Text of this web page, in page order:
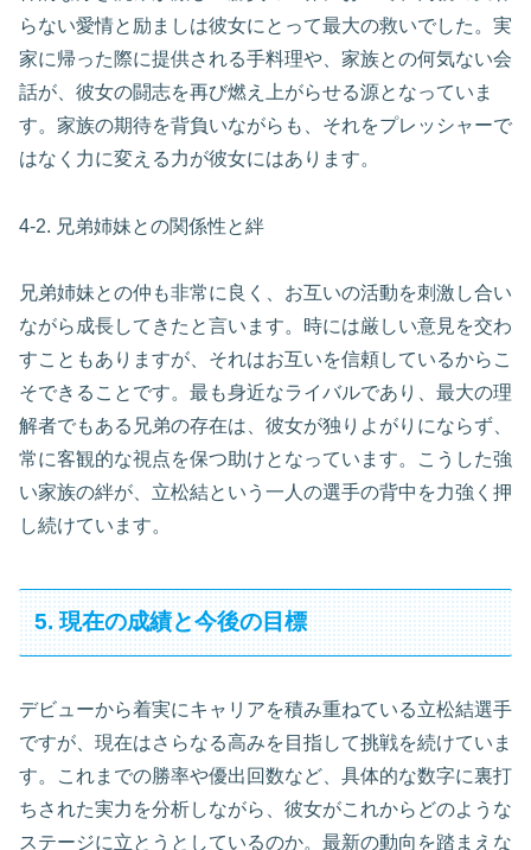
らない愛情と励ましは彼女にとって最大の救いでした。実
家に帰った際に提供される手料理や、家族との何気ない会
話が、彼女の闘志を再び燃え上がらせる源となっていま
す。家族の期待を背負いながらも、それをプレッシャーで
はなく力に変える力が彼女にはあります。
4-2. 兄弟姉妹との関係性と絆
兄弟姉妹との仲も非常に良く、お互いの活動を刺激し合い
ながら成長してきたと言います。時には厳しい意見を交わ
すこともありますが、それはお互いを信頼しているからこ
そできることです。最も身近なライバルであり、最大の理
解者でもある兄弟の存在は、彼女が独りよがりにならず、
常に客観的な視点を保つ助けとなっています。こうした強
い家族の絆が、立松結という一人の選手の背中を力強く押
し続けています。
5. 現在の成績と今後の目標
デビューから着実にキャリアを積み重ねている立松結選手
ですが、現在はさらなる高みを目指して挑戦を続けていま
す。これまでの勝率や優出回数など、具体的な数字に裏打
ちされた実力を分析しながら、彼女がこれからどのような
ステージに立とうとしているのか。最新の動向を踏まえな